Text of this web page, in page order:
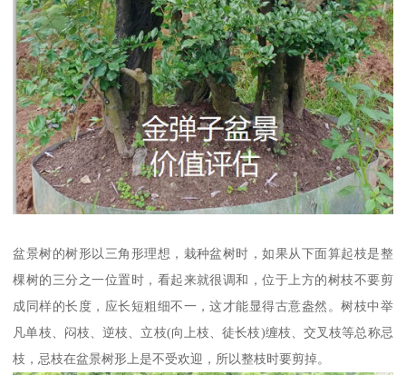
盆景树的树形以三角形理想，栽种盆树时，如果从下面算起枝是整
棵树的三分之一位置时，看起来就很调和，位于上方的树枝不要剪
成同样的长度，应长短粗细不一，这才能显得古意盎然。树枝中举
凡单枝、闷枝、逆枝、立枝(向上枝、徒长枝)缠枝、交叉枝等总称忌
枝，忌枝在盆景树形上是不受欢迎，所以整枝时要剪掉。